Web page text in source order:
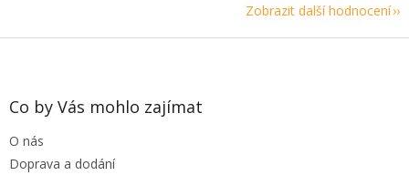
Zobrazit další hodnocení
Z
Co by Vás mohlo zajímat
O nás
Doprava a dodání